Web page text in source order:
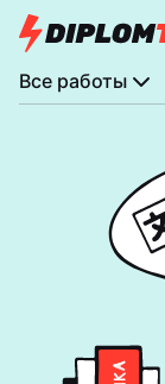
Все работы